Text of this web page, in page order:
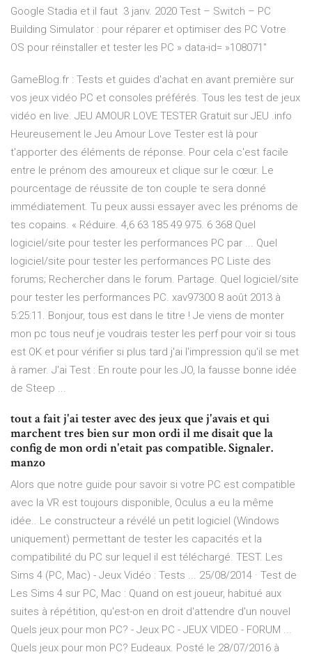
Google Stadia et il faut 3 janv. 2020 Test – Switch – PC
Building Simulator : pour réparer et optimiser des PC Votre
OS pour réinstaller et tester les PC » data-id= »108071″
GameBlog.fr : Tests et guides d'achat en avant première sur
vos jeux vidéo PC et consoles préférés. Tous les test de jeux
vidéo en live. JEU AMOUR LOVE TESTER Gratuit sur JEU .info
Heureusement le Jeu Amour Love Tester est là pour
t'apporter des éléments de réponse. Pour cela c'est facile
entre le prénom des amoureux et clique sur le cœur. Le
pourcentage de réussite de ton couple te sera donné
immédiatement. Tu peux aussi essayer avec les prénoms de
tes copains. « Réduire. 4,6 63 185 49 975. 6 368 Quel
logiciel/site pour tester les performances PC par ... Quel
logiciel/site pour tester les performances PC Liste des
forums; Rechercher dans le forum. Partage. Quel logiciel/site
pour tester les performances PC. xav97300 8 août 2013 à
5:25:11. Bonjour, tous est dans le titre ! Je viens de monter
mon pc tous neuf je voudrais tester les perf pour voir si tous
est OK et pour vérifier si plus tard j'ai l'impression qu'il se met
à ramer. J'ai Test : En route pour les JO, la fausse bonne idée
de Steep ...
tout a fait j'ai tester avec des jeux que j'avais et qui
marchent tres bien sur mon ordi il me disait que la
config de mon ordi n'etait pas compatible. Signaler.
manzo
Alors que notre guide pour savoir si votre PC est compatible
avec la VR est toujours disponible, Oculus a eu la même
idée.. Le constructeur a révélé un petit logiciel (Windows
uniquement) permettant de tester les capacités et la
compatibilité du PC sur lequel il est téléchargé. TEST. Les
Sims 4 (PC, Mac) - Jeux Vidéo : Tests ... 25/08/2014 · Test de
Les Sims 4 sur PC, Mac : Quand on est joueur, habitué aux
suites à répétition, qu'est-on en droit d'attendre d'un nouvel
Quels jeux pour mon PC? - Jeux PC - JEUX VIDEO - FORUM ...
Quels jeux pour mon PC? Eudeaux. Posté le 28/07/2016 à